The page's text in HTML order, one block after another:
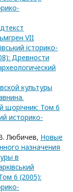
VII
історико-
Древности
культуры
щорічник: Том 6
историко-
Любичев, Новые
назначения
в
6 (2005):